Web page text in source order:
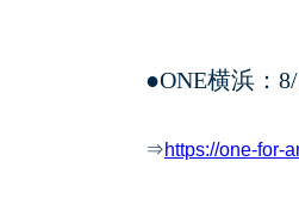
●ONE横浜：
⇒https://one-for-